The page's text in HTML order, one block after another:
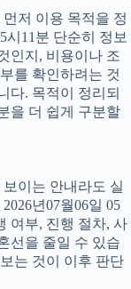
저 이용 목적을 정
시11분 단순히 정보
인지, 비용이나 조
를 확인하려는 것
다. 목적이 정리되
을 더 쉽게 구분할
이는 안내라도 실
년07월06일 05
여부, 진행 절차, 사
선을 줄일 수 있습
는 것이 이후 판단